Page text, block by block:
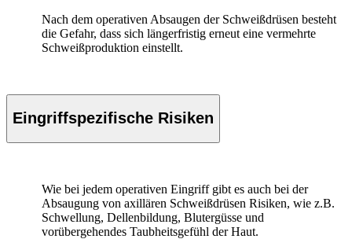
Nach dem operativen Absaugen der Schweißdrüsen besteht
die Gefahr, dass sich längerfristig erneut eine vermehrte
Schweißproduktion einstellt.
Eingriffspezifische Risiken
Wie bei jedem operativen Eingriff gibt es auch bei der
Absaugung von axillären Schweißdrüsen Risiken, wie z.B.
Schwellung, Dellenbildung, Blutergüsse und
vorübergehendes Taubheitsgefühl der Haut.